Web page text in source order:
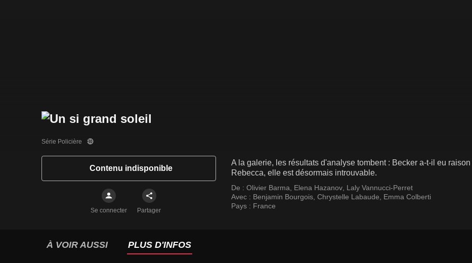
Série Policière
Contenu indisponible
Se connecter Partager
A la galerie, les résultats d'analyse tombent : Becker a-t-il eu
Rebecca, elle est désormais introuvable.
De : Olivier Barma Elena Hazanov Laly Vannucci-Perret
Avec : Benjamin Bourgois Chrystelle Labaude
Emma Colberti
Pays : France
À VOIR AUSSI PLUS D'INFOS